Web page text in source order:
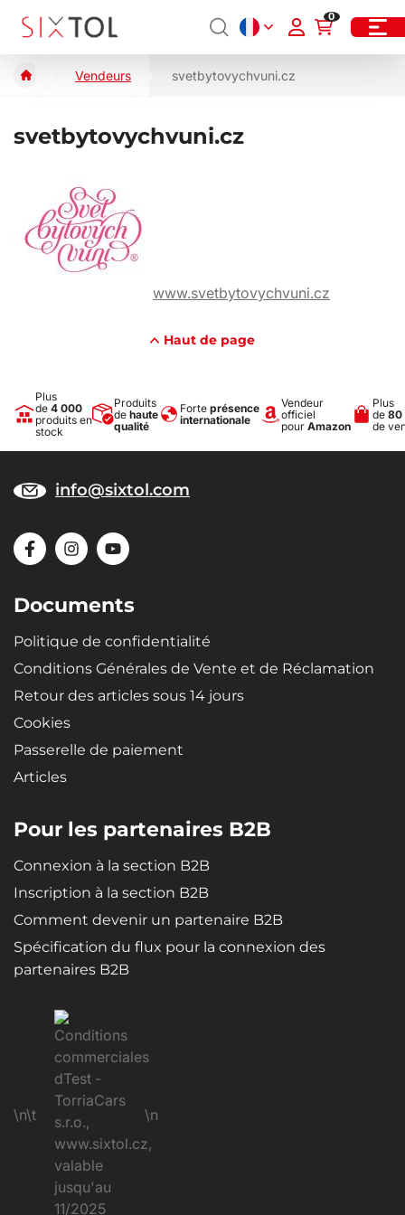
0
Vendeurs svetbytovychvuni.cz
svetbytovychvuni.cz
www.svetbytovychvuni.cz
Haut de page
Plus
de 4 000
produits en
stock
Produits
de haute
qualité
Forte présence
internationale
Vendeur
officiel
pour Amazon
Plus
de 80
de
info@sixtol.com
Documents
Politique de confidentialité
Conditions Générales de Vente et de Réclamation
Retour des articles sous 14 jours
Cookies
Passerelle de paiement
Articles
Pour les partenaires B2B
Connexion à la section B2B
Inscription à la section B2B
Comment devenir un partenaire B2B
Spécification du flux pour la connexion des
partenaires B2B
\n\t \n